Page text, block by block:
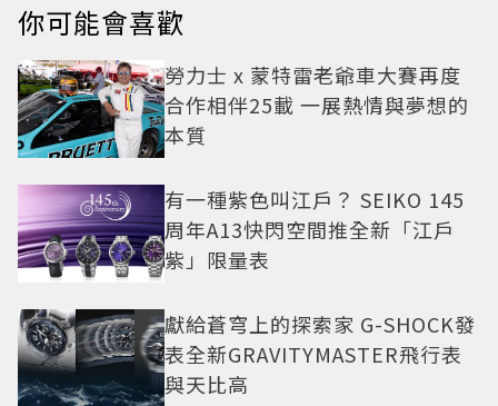
你可能會喜歡
勞力士 x 蒙特雷老爺車大賽再度
合作相伴25載 一展熱情與夢想的
本質
有一種紫色叫江戶？ SEIKO 145
周年A13快閃空間推全新「江戶
紫」限量表
獻給蒼穹上的探索家 G-SHOCK發
表全新GRAVITYMASTER飛行表
與天比高